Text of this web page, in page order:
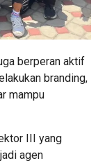
berperan aktif
branding,
mampu
III yang
agen